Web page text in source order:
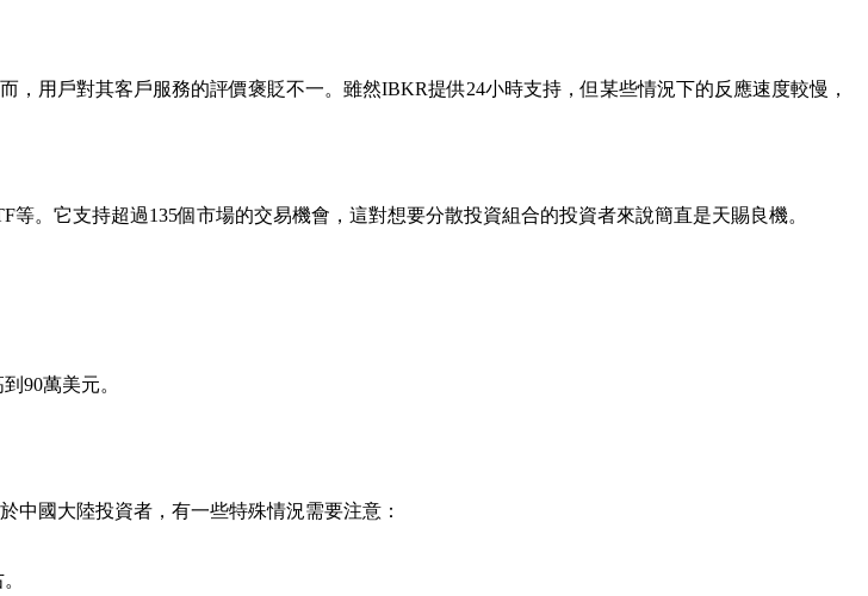
用戶對其客戶服務的評價褒貶不一。雖然IBKR提供24小時支持，但某些情況下的反應速度較慢，
。它支持超過135個市場的交易機會，這對想要分散投資組合的投資者來說簡直是天賜良機。
90萬美元。
中國大陸投資者，有一些特殊情況需要注意：